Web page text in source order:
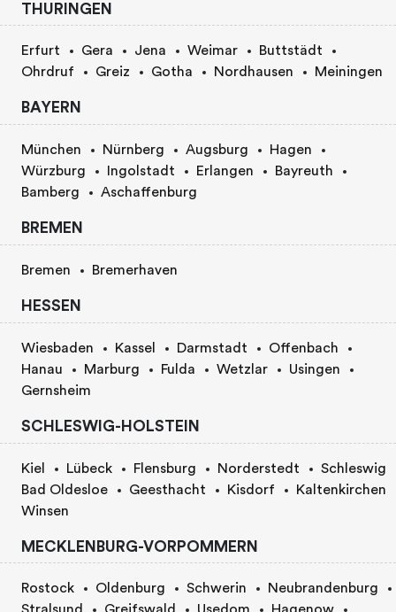
THURINGEN
Erfurt Gera Jena Weimar
Buttstädt
Ohrdruf
Greiz Gotha Nordhausen Meiningen
BAYERN
München Nürnberg Augsburg
Hagen
Würzburg
Ingolstadt Erlangen
Bayreuth
Bamberg
Aschaffenburg
BREMEN
Bremen Bremerhaven
HESSEN
Wiesbaden Kassel Darmstadt
Offenbach
Hanau
Marburg Fulda Wetzlar
Usingen
Gernsheim
SCHLESWIG-HOLSTEIN
Kiel Lübeck Flensburg Norderstedt
Schleswig
Bad Oldesloe
Geesthacht Kisdorf
Kaltenkirchen
Winsen
MECKLENBURG-VORPOMMERN
Rostock Oldenburg Schwerin
Neubrandenburg